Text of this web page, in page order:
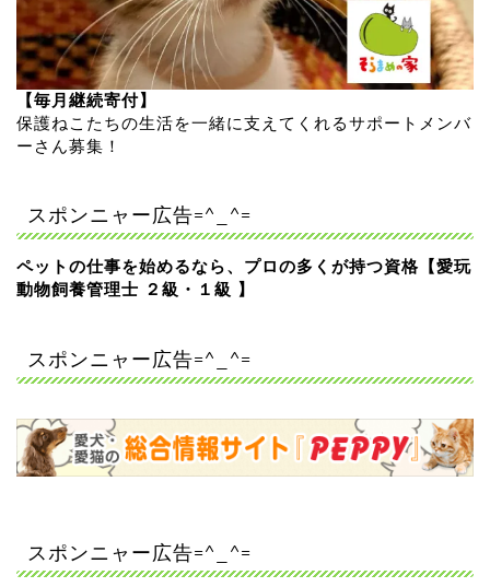
【毎月継続寄付】
保護ねこたちの生活を一緒に支えてくれるサポートメンバ
ーさん募集！
スポンニャー広告=^_^=
ペットの仕事を始めるなら、プロの多くが持つ資格【愛玩
動物飼養管理士 ２級・１級 】
スポンニャー広告=^_^=
スポンニャー広告=^_^=